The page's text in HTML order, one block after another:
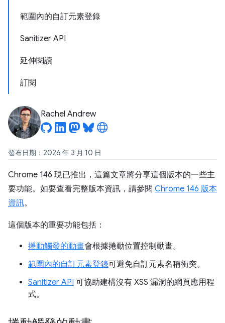
範圍內的自訂元素登錄
Sanitizer API
延伸閱讀
訂閱
Rachel Andrew
發布日期：2026 年 3 月 10 日
Chrome 146 現已推出，這篇文章將分享這個版本的一些主
要功能。如要查看完整版本資訊，請參閱 Chrome 146 版本
資訊。
這個版本的重要功能包括：
捲動觸發的動畫會根據捲動位置控制動畫。
範圍內的自訂元素登錄可避免自訂元素名稱衝突。
Sanitizer API 可協助建構沒有 XSS 漏洞的網頁應用程
式。